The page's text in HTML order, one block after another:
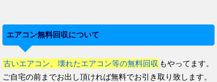
エアコン無料回収について
古いエアコン、壊れたエアコン等の無料回収 もやってます。
ご自宅の前までお出し頂ければ無料でお引き取り致します。